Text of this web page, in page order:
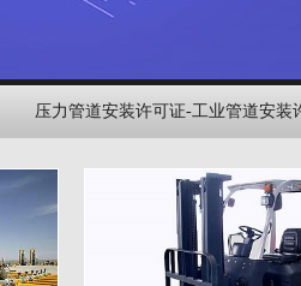
压力管道安装许可证-工业管道安装许